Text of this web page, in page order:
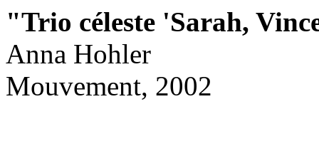
"Trio céleste 'Sarah,
Anna Hohler
Mouvement, 2002